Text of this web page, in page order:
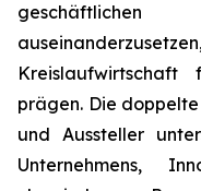
prägen. Die
und Aussteller
Unternehmens,